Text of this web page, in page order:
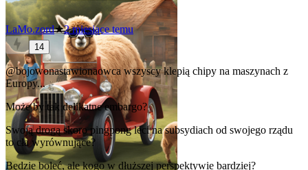
LaMo.zord★2 miesiące temu
14
@bojowonastawionaowcawszyscy klepią chipy na maszynach z
Europy...
Może by tak delikatne embargo?
Swoją drogą skoro pingpong leci na subsydiach od swojego rządu
to cła wyrównujące?
Będzie boleć, ale kogo w dłuższej perspektywie bardziej?